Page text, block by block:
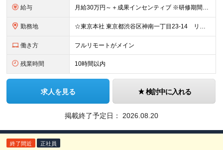
給与 月給30万円～＋成果インセンティブ ※研修期間6カ月間
勤務地 ☆東京本社 東京都渋谷区神南一丁目23-14 リージャス渋谷公園通り7F ☆新宿支社 東京都新宿区西新宿3-7-1 新宿パークタワー N棟30F ☆池袋支社 東京都豊島区南池袋1-16-15 ダイ
働き方 フルリモートがメイン
残業時間 10時間以内
求人を見る 検討中に入れる
掲載終了予定日： 2026.08.20
終了間近 正社員